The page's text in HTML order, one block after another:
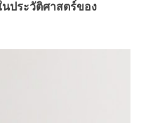
ประวัติศาสตร์ของ